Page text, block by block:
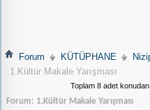
Forum KÜTÜPHANE
1.Kültür Makale Yarışması
Toplam 8 adet
Forum: 1.Kültür Makale Yarışması